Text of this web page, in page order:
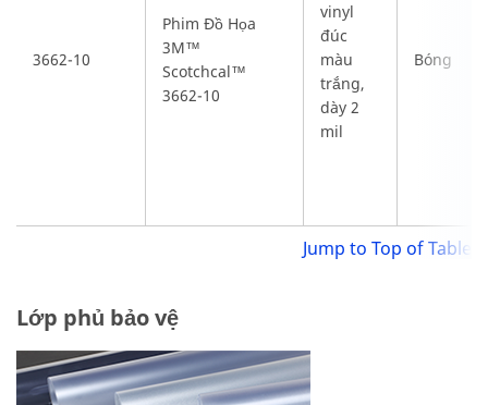
3662-10
Phim Đồ Họa
3M™
Scotchcal™
3662-10
vinyl
đúc
màu
trắng,
dày 2
mil
Bóng
Jump to Top of Table
Lớp phủ bảo vệ